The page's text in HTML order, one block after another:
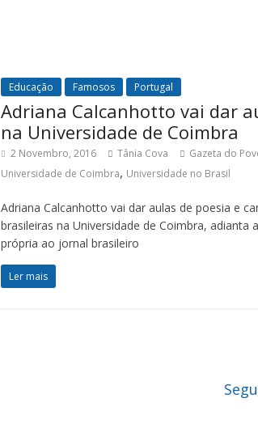
Educação Famosos Portugal
Adriana Calcanhotto vai dar
na Universidade de Coimbra
2 Novembro, 2016 Tânia Cova Gazeta do
Universidade de Coimbra, Universidade no Brasil
Adriana Calcanhotto vai dar aulas de poesia e
brasileiras na Universidade de Coimbra, adianta a
própria ao jornal brasileiro
Ler mais